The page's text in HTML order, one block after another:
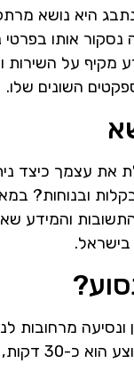
היא נושא
אותו בפרטי
מקיף על השירות
השונים שלו.
את עצמך כיצד
ובנוחות?
והמידע
בישראל.
ונסיעה מרחובות
חריגה. הזמן